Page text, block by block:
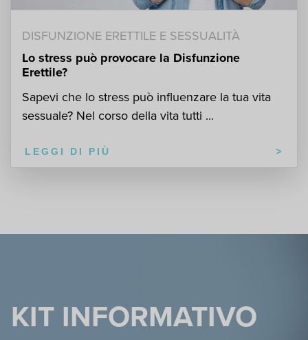
DISFUNZIONE ERETTILE E SESSUALITÀ
Lo stress può provocare la Disfunzione
Erettile?
Sapevi che lo stress può influenzare la tua vita
sessuale? Nel corso della vita tutti ...
LEGGI DI PIÙ
KIT INFORMATIVO